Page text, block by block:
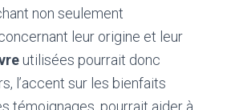
non seulement
leur origine et leur
utilisées pourrait donc
l’accent sur les bienfaits
témoignages, pourrait aider à